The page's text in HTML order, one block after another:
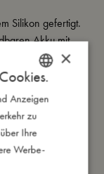
Silikon gefertigt.
Akku mit
leuchtet Birk
daher kein
DANISH
ENGLISH
GERMAN
×
Anzeigen
zu
Ihre
Werbe-